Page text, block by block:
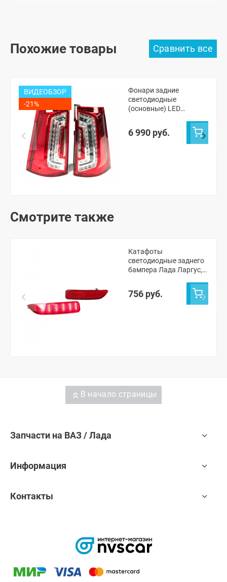
Похожие товары
ВИДЕОБЗОР
-21%
Фонари задние
светодиодные
(основные) LED
Ларгус ФЛ (2 шт.)
6 990 руб.
Смотрите также
Катафоты
светодиодные заднего
бампера Лада Ларгус,
(однорежимные)
756 руб.
В начало страницы
Запчасти на ВАЗ / Лада
Информация
Контакты